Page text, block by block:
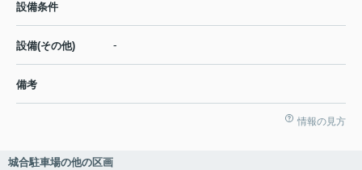
設備条件
設備(その他) -
備考
情報の見方
城合駐車場の他の区画